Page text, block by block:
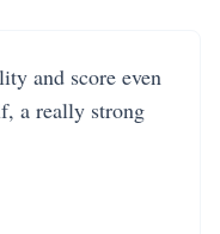
and score even
a really strong